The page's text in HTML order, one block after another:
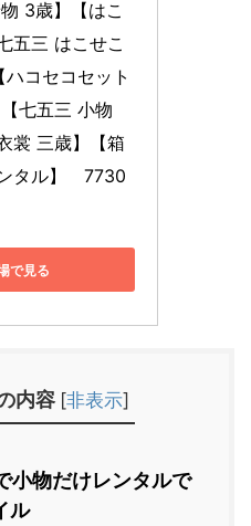
3歳】【はこ
五三 はこせこ
コセコセット
七五三 小物
裳 三歳】【箱
タル】　7730
で見る
内容 [非表示]
小物だけレンタルで
ル